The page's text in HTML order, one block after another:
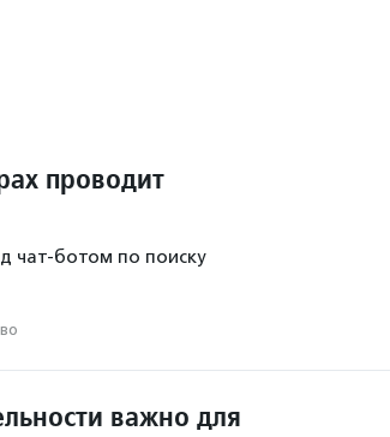
проводит
чат-ботом по поиску
важно для